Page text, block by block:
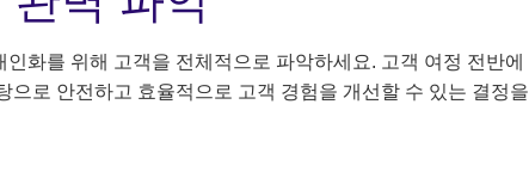
인화를 위해 고객을 전체적으로 파악하세요. 고객 여정 전반에
으로 안전하고 효율적으로 고객 경험을 개선할 수 있는 결정을